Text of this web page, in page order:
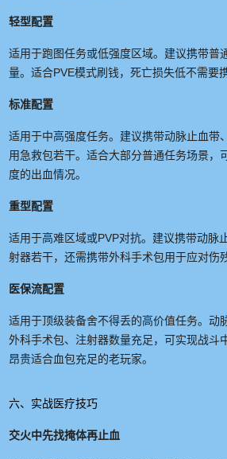
轻型配置
适用于跑图任务或低强度区域。建议携带普
量。适合PVE模式刷钱，死亡损失低不需要
标准配置
适用于中高强度任务。建议携带动脉止血带
用急救包若干。适合大部分普通任务场景，
度的出血情况。
重型配置
适用于高难区域或PVP对抗。建议携带动脉
射器若干，还需携带外科手术包用于应对伤
医保流配置
适用于顶级装备舍不得丢的高价值任务。动
外科手术包、注射器数量充足，可实现战斗
昂贵适合血包充足的老玩家。
六、实战医疗技巧
交火中先找掩体再止血